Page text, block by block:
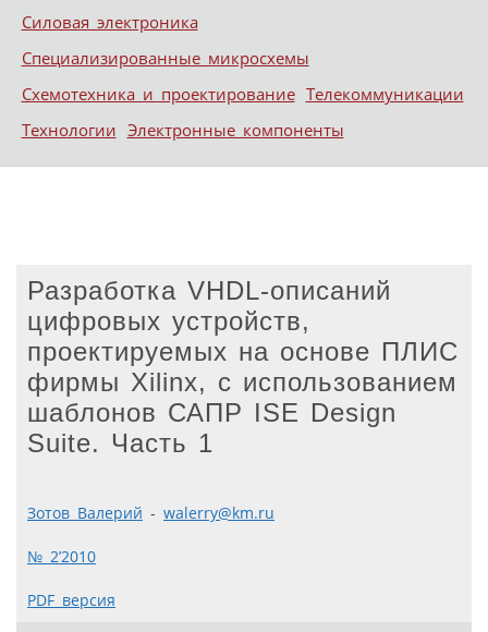
Силовая электроника
Специализированные микросхемы
Схемотехника и проектирование Телекоммуникации
Технологии Электронные компоненты
Разработка VHDL-описаний
цифровых устройств,
проектируемых на основе ПЛИС
фирмы Xilinx, с использованием
шаблонов САПР ISE Design
Suite. Часть 1
Зотов Валерий - walerry@km.ru
№ 2’2010
PDF версия